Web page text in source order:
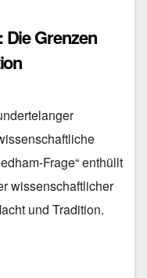
Grenzen
Frage“ enthüllt
wissenschaftlicher
und Tradition.